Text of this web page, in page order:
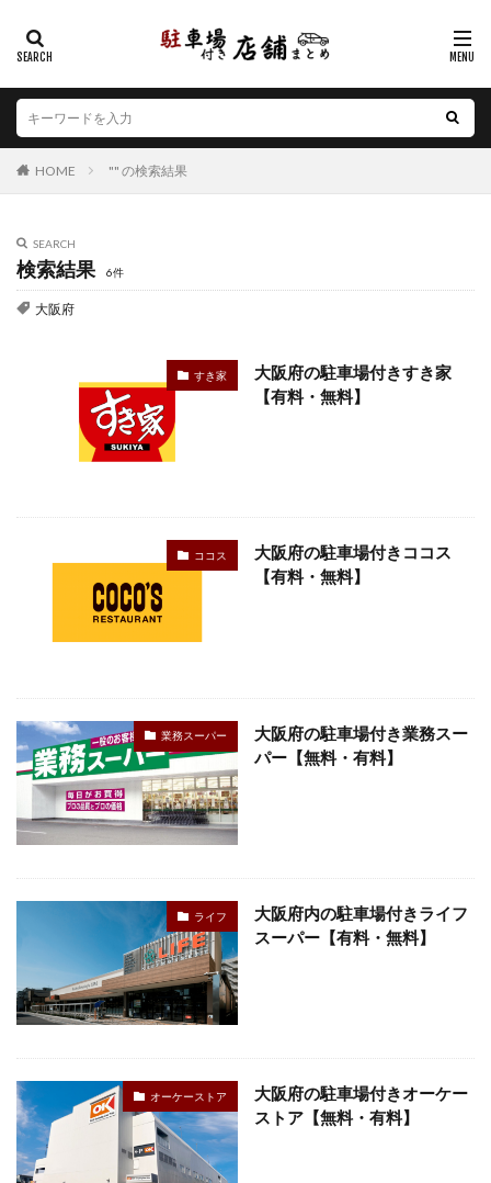
HOME "" の検索結果
SEARCH
検索結果 6件
大阪府
すき家
大阪府の駐車場付きすき家
【有料・無料】
ココス
大阪府の駐車場付きココス
【有料・無料】
業務スーパー
大阪府の駐車場付き業務スー
パー【無料・有料】
ライフ
大阪府内の駐車場付きライフ
スーパー【有料・無料】
オーケーストア
大阪府の駐車場付きオーケー
ストア【無料・有料】
カテゴリー
エリア
北海道 青森県
埼玉県
山梨県
岐阜県
島根県 岡山県 広島県
山口県
徳島県
香川県 高知県
佐賀県
長崎県